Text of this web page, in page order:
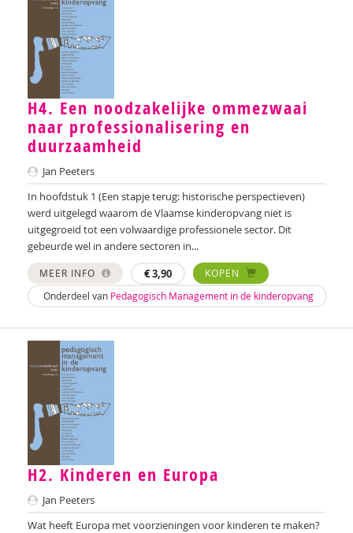
Nicolette van den Berg
Remco van den Berg
Tonny van den Berg
Willeke van den Berg-Meijerhoven
Bram Berkhout
Louise Berkhout
Brenda Berns
Tony Bertram
Brenda Best
Annemiek van Beurden
Saskia van Beveren
Saskia Beverloo
Iva Bicanic
Joyce Blauwhoff
Robbert Blokland
Theo Blom
Wendy Boesveld
H4. Een noodzakelijke ommezwaai
naar professionalisering en
duurzaamheid
Jan Peeters
In hoofdstuk 1 (Een stapje terug: historische perspectieven)
werd uitgelegd waarom de Vlaamse kinderopvang niet is
uitgegroeid tot een volwaardige professionele sector. Dit
gebeurde wel in andere sectoren in...
MEER INFO €3,90
KOPEN
Onderdeel van Pedagogisch Management in de kinderopvang
H2. Kinderen en Europa
Jan Peeters
Wat heeft Europa met voorzieningen voor kinderen te maken?